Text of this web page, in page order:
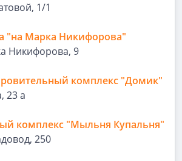
1/1
"на Марка Никифорова"
Никифорова, 9
комплекс "Домик"
23 а
комплекс "Мыльня Купальня"
250